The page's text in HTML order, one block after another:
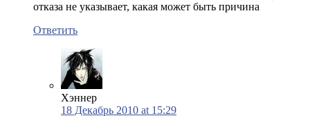
отказа не указывает, какая может быть причина
Ответить
Хэннер
18 Декабрь 2010 at 15:29